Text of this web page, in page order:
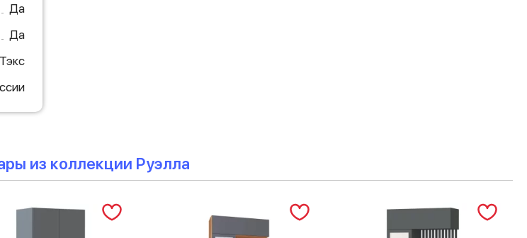
Да
Да
Тэкс
из коллекции Руэлла